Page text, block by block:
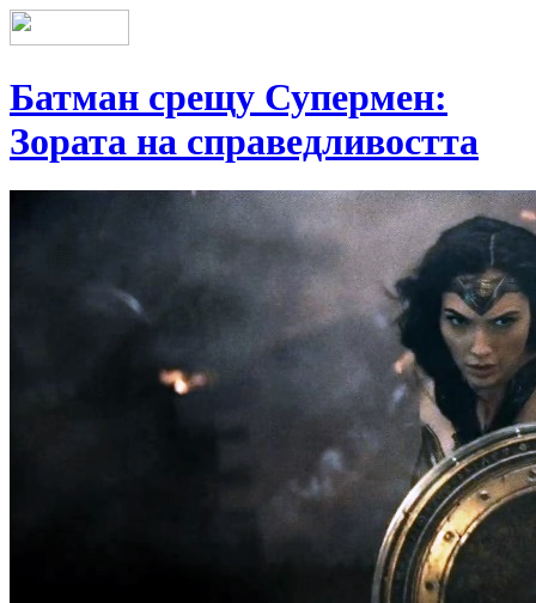
Батман срещу Супермен:
Зората на справедливостта